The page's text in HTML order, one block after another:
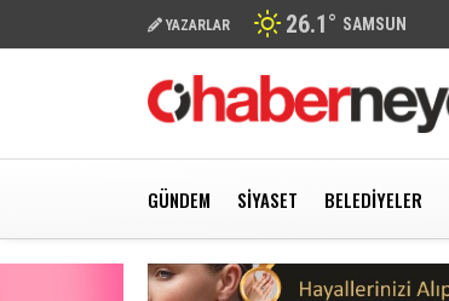
YAZARLAR 26.1° SAMSUN
GÜNDEM SIYASET BELEDIYELER